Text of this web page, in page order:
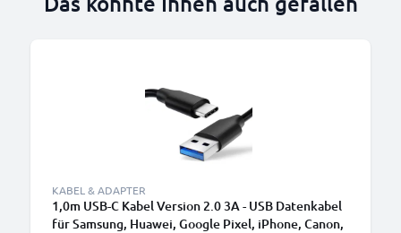
KABEL & ADAPTER
1,0m USB-C Kabel Version 2.0 3A - USB Datenkabel
für Samsung, Huawei, Google Pixel, iPhone, Canon,